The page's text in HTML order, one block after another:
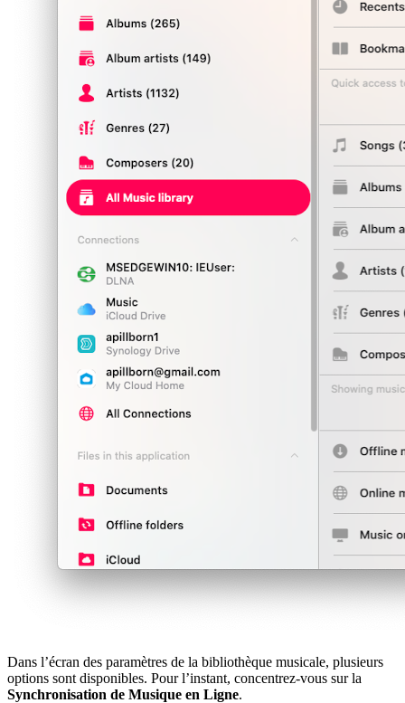
Dans l’écran des paramètres de la bibliothèque musicale, plusieurs
options sont disponibles. Pour l’instant, concentrez-vous sur la
Synchronisation de Musique en Ligne.